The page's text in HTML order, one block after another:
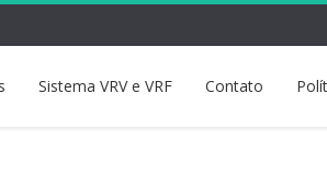
Sistema VRV e VRF Contato